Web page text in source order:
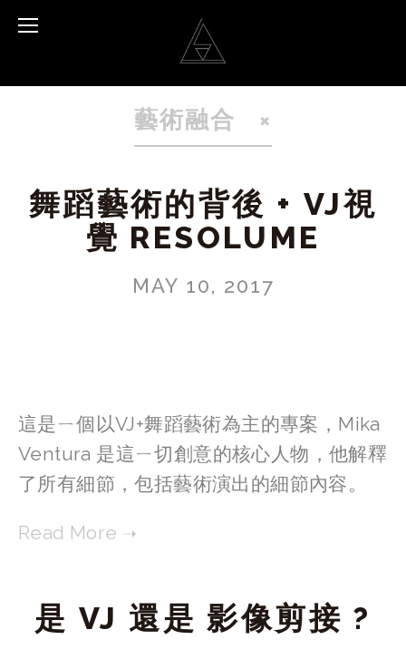
藝術融合
舞蹈藝術的背後 + VJ視
覺 RESOLUME
MAY 10, 2017
這是ㄧ個以VJ+舞蹈藝術為主的專案，Mika
Ventura 是這ㄧ切創意的核心人物，他解釋
了所有細節，包括藝術演出的細節內容。
是 VJ 還是 影像剪接 ?